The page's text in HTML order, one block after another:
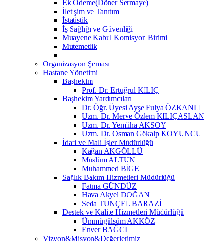
Ek Ödeme(Döner Sermaye)
İletişim ve Tanıtım
İstatistik
İş Sağlığı ve Güvenliği
Muayene Kabul Komisyon Birimi
Mutemetlik
Organizasyon Şeması
Hastane Yönetimi
Başhekim
Prof. Dr. Ertuğrul KILIÇ
Başhekim Yardımcıları
Dr. Öğr. Üyesi Ayşe Fulya ÖZKANLI
Uzm. Dr. Merve Özlem KILIÇASLAN
Uzm. Dr. Yemliha AKSOY
Uzm. Dr. Osman Gökalp KOYUNCU
İdari ve Mali İşler Müdürlüğü
Kağan AKGÖLLÜ
Müslüm ALTUN
Muhammed BİGE
Sağlık Bakım Hizmetleri Müdürlüğü
Fatma GÜNDÜZ
Hava Akyel DOĞAN
Seda TUNÇEL BARAZİ
Destek ve Kalite Hizmetleri Müdürlüğü
Ümmügülsüm AKKÖZ
Enver BAĞCI
Vizyon&Misyon&Değerlerimiz